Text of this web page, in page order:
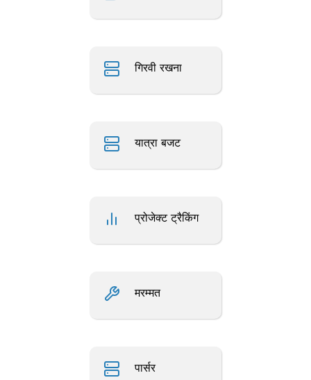
गिरवी रखना
यात्रा बजट
प्रोजेक्ट ट्रैकिंग
मरम्मत
पार्सर